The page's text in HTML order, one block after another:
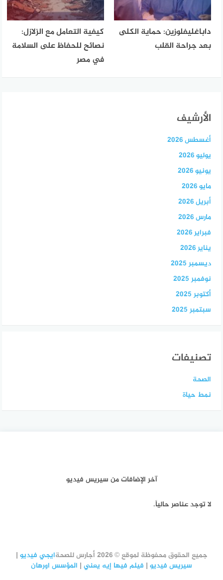
داباغليفلوزين: حماية الكلى
بعد جراحة القلب
كيفية التعامل مع الزلازل:
نصائح للحفاظ على السلامة
في مصر
الأرشيف
أغسطس 2026
يوليو 2026
يونيو 2026
مايو 2026
أبريل 2026
مارس 2026
فبراير 2026
يناير 2026
ديسمبر 2025
نوفمبر 2025
أكتوبر 2025
سبتمبر 2025
تصنيفات
الصحة
نمط حياة
آخر الإضافات من سيريس فيديو
لا توجد عناصر حالياً.
جميع الحقوق محفوظة لموقع © 2026 أجارس للصحة ايجي فيديو |
سيريس فيديو | فيلم فيها إيه يعني | المؤسس اورهان